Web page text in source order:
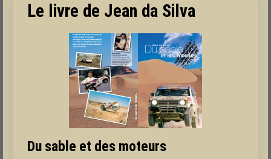
Le livre de Jean da Silva
Du sable et des moteurs